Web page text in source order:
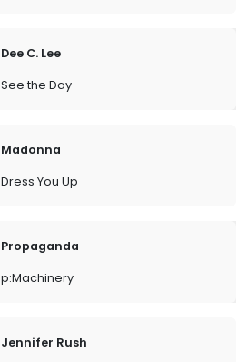
Dee C. Lee
See the Day
Madonna
Dress You Up
Propaganda
p:Machinery
Jennifer Rush